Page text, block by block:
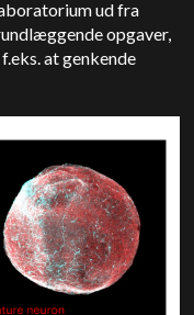
ud fra
opgaver,
at genkende